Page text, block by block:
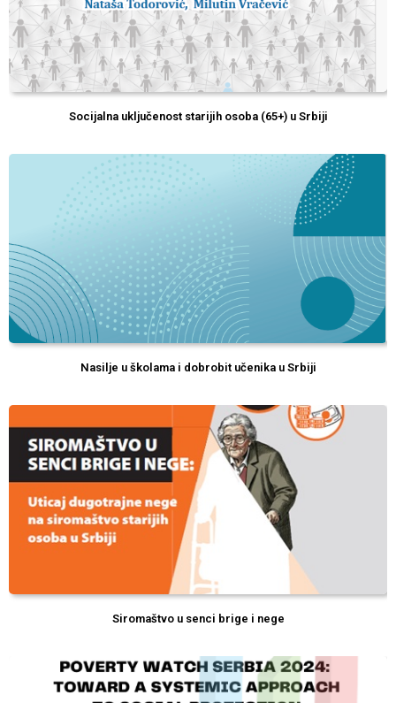
Socijalna uključenost starijih osoba (65+) u Srbiji
Nasilje u školama i dobrobit učenika u Srbiji
Siromaštvo u senci brige i nege